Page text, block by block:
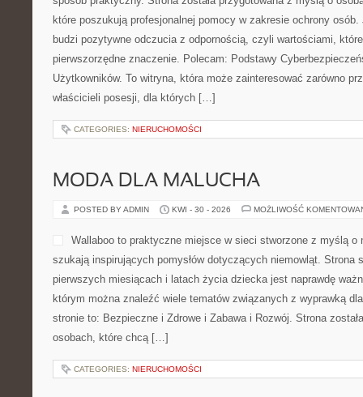
które poszukują profesjonalnej pomocy w zakresie ochrony
budzi pozytywne odczucia z odpornością, czyli wartościami,
pierwszorzędne znaczenie. Polecam: Podstawy
Użytkowników. To witryna, która może zainteresować zarówno
właścicieli posesji, dla których […]
CATEGORIES: NIERUCHOMOŚCI
MODA DLA MALUCHA
POSTED BY ADMIN KWI - 30 - 2026 MOŻLIWOŚĆ
Wallaboo to praktyczne miejsce w sieci stworzone z myślą o
szukają inspirujących pomysłów dotyczących niemowląt. Strona
pierwszych miesiącach i latach życia dziecka jest naprawdę
którym można znaleźć wiele tematów związanych z wyprawką
stronie to: Bezpieczne i Zdrowe i Zabawa i Rozwój. Strona
osobach, które chcą […]
CATEGORIES: NIERUCHOMOŚCI